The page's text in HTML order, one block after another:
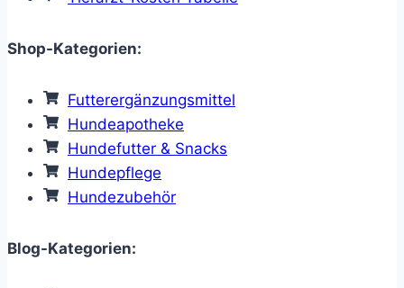
Shop-Kategorien:
Futterergänzungsmittel
Hundeapotheke
Hundefutter & Snacks
Hundepflege
Hundezubehör
Blog-Kategorien: